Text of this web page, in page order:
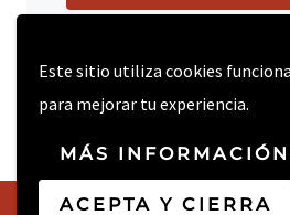
Este sitio utiliza cookies
para mejorar tu experiencia.
MÁS INFORMACIÓN
ACEPTA Y CIERRA